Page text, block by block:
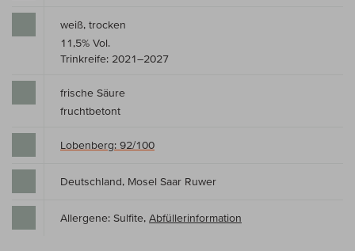
weiß, trocken
11,5% Vol.
Trinkreife: 2021–2027
frische Säure
fruchtbetont
Lobenberg: 92/100
Deutschland, Mosel Saar Ruwer
Allergene: Sulfite, Abfüllerinformation